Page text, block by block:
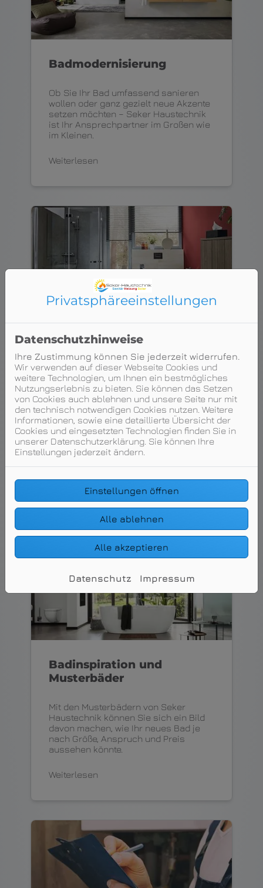
Badmodernisierung
Ob Sie Ihr Bad umfassend sanieren
wollen oder ganz gezielt neue Akzente
setzen möchten – Seker Haustechnik
ist Ihr Ansprechpartner im Großen wie
im Kleinen.
Weiterlesen
Barrierefreies Bad
Sie wollen möglichst lange
selbstständig und ohne die Hilfe
anderer in den eigenen Wohnräumen
leben? Einen ganz wichtigen Beitrag
dazu liefert ein barrierefreies Bad. Es
verbindet zeitloses Design mit einem
hohen Maß an Komfort und bietet
ergonomische Zusatzfunktionen.
Badinspiration und
Musterbäder
Mit den Musterbädern von Seker
Haustechnik können Sie sich ein Bild
davon machen, wie Ihr neues Bad je
nach Größe, Anspruch und Preis
aussehen könnte.
Weiterlesen
Privatsphäre­einstellungen
Datenschutzhinweise
Ihre Zustimmung können Sie jederzeit widerrufen.
Wir verwenden auf dieser Webseite Cookies und
weitere Technologien, um Ihnen ein bestmögliches
Nutzungserlebnis zu bieten. Sie können das Setzen
von Cookies auch ablehnen und unsere Seite nur mit
den technisch notwendigen Cookies nutzen. Weitere
Informationen, sowie eine detaillierte Übersicht der
Cookies und eingesetzten Technologien finden Sie in
unserer Datenschutzerklärung. Sie können Ihre
Einstellungen jederzeit ändern.
Einstellungen öffnen
Alle ablehnen
Alle akzeptieren
Datenschutz Impressum